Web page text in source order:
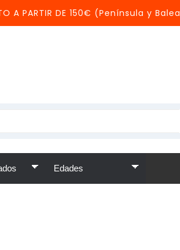
A PARTIR DE 150€ (Península y